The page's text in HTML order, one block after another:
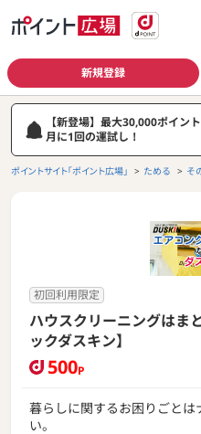
新規登録
【新登場】最大30,000ポイン
月に1回の運試し！
ポイントサイト「ポイント広場」 ためる そ
初回利用限定
ハウスクリーニングはま
ックダスキン】
500P
暮らしに関するお困りごとは
い。